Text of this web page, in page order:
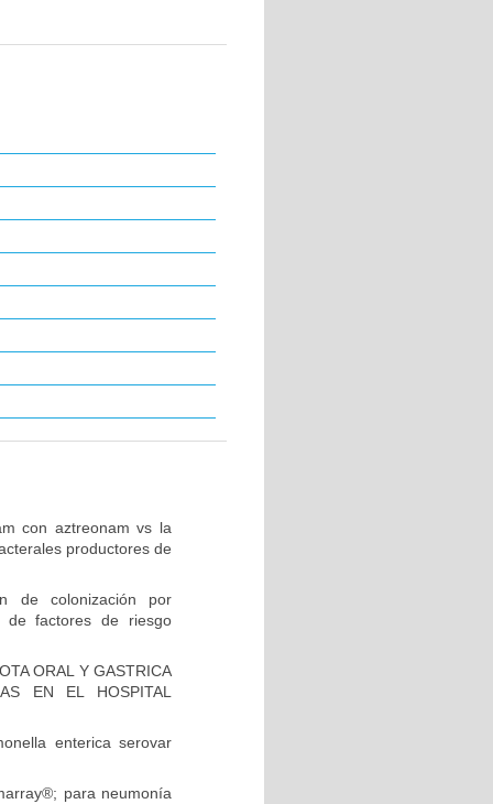
con aztreonam vs la
productores de
de colonización por
de factores de riesgo
ORAL Y GASTRICA
EN EL HOSPITAL
enterica serovar
para neumonía